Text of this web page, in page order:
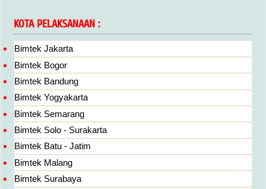
KOTA PELAKSANAAN :
Bimtek Jakarta
Bimtek Bogor
Bimtek Bandung
Bimtek Yogyakarta
Bimtek Semarang
Bimtek Solo - Surakarta
Bimtek Batu - Jatim
Bimtek Malang
Bimtek Surabaya